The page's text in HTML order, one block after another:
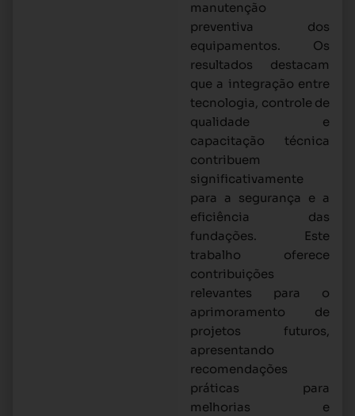
manutenção
preventiva dos
equipamentos. Os
resultados destacam
que a integração entre
tecnologia, controle de
qualidade e
capacitação técnica
contribuem
significativamente
para a segurança e a
eficiência das
fundações. Este
trabalho oferece
contribuições
relevantes para o
aprimoramento de
projetos futuros,
apresentando
recomendações
práticas para
melhorias e